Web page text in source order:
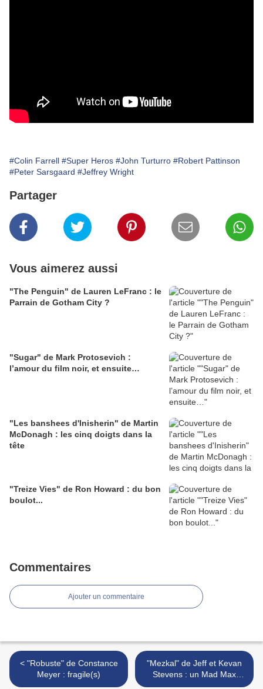
#Colin Farrell #Super Heros #John Turturro #Robert Pattinson
#Peter Sarsgaard #Jeffrey Wright
Partager
Vous aimerez aussi
"The Penguin" de Lauren LeFranc : le
Parrain de Gotham City ?
"Sugar" de Mark Protosevich :
l’amour du film noir, et ensuite…
"Les banshees d'Inisherin" de Martin
McDonagh : les cinq doigts dans la
tête
"Treize Vies" de Ron Howard : du bon
boulot...
Commentaires
Ajouter un commentaire
< "Robuste" de Constance
Meyer : fragile(s)
"Mezkal" de Jeff et Kevan
Stevens : un Mad Max
rockeur qui parcourt les